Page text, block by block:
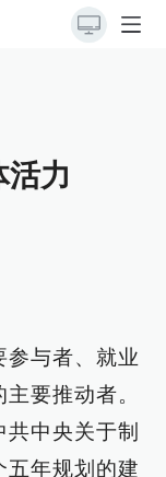
活力
参与者、就业
要推动者。
中央关于制
五年规划的建